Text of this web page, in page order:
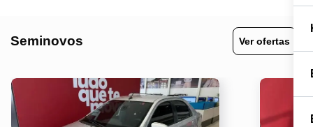
Seminovos Ver ofertas